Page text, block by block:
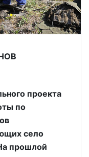
проекта
по
село
прошлой